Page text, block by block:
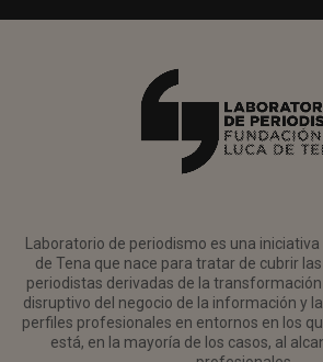
Laboratorio de periodismo es una iniciativa
de Tena que nace para tratar de cubrir
periodistas derivadas de la
disruptivo del negocio de la información y
perfiles profesionales en entornos en los
está, en la mayoría de los casos, al